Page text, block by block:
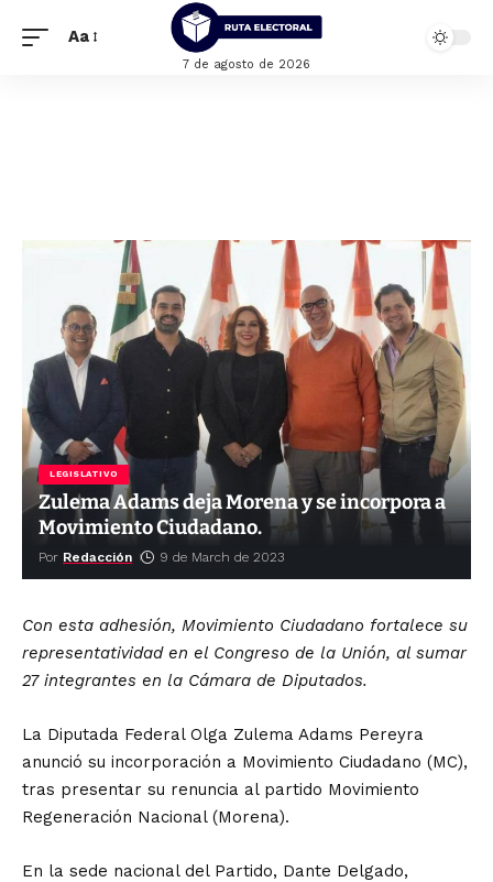
Aa
7 de agosto de 2026
LEGISLATIVO
Zulema Adams deja Morena y se incorpora a
Movimiento Ciudadano.
Por Redacción 9 de March de 2023
Con esta adhesión, Movimiento Ciudadano fortalece su
representatividad en el Congreso de la Unión, al sumar
27 integrantes en la Cámara de Diputados.
La Diputada Federal Olga Zulema Adams Pereyra
anunció su incorporación a Movimiento Ciudadano (MC),
tras presentar su renuncia al partido Movimiento
Regeneración Nacional (Morena).
En la sede nacional del Partido, Dante Delgado,